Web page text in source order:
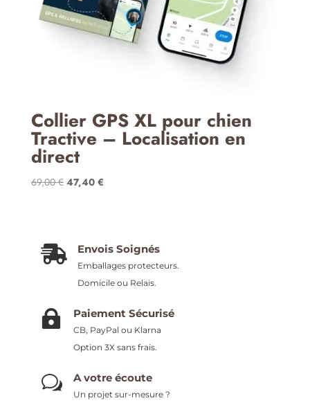
Collier GPS XL pour chien
Tractive – Localisation en
direct
69,00€ Le
69,00 €.
47,40 €Le
47,40 €.
 Envois Soignés
Emballages protecteurs.
Domicile ou Relais.
 Paiement Sécurisé
CB, PayPal ou Klarna
Option 3X sans frais.
w A votre écoute
Un projet sur-mesure ?